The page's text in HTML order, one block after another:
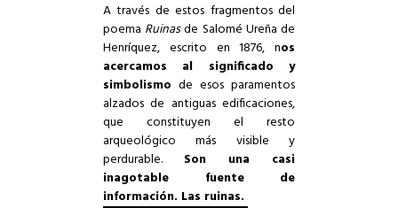
A través de estos fragmentos del
poema Ruinasde Salomé Ureña de
Henríquez, escrito en 1876, nos
acercamos al significado y
simbolismo de esos paramentos
alzados de antiguas edificaciones,
que constituyen el resto
arqueológico más visible y
perdurable. Son una casi
inagotable fuente de
información. Las ruinas.